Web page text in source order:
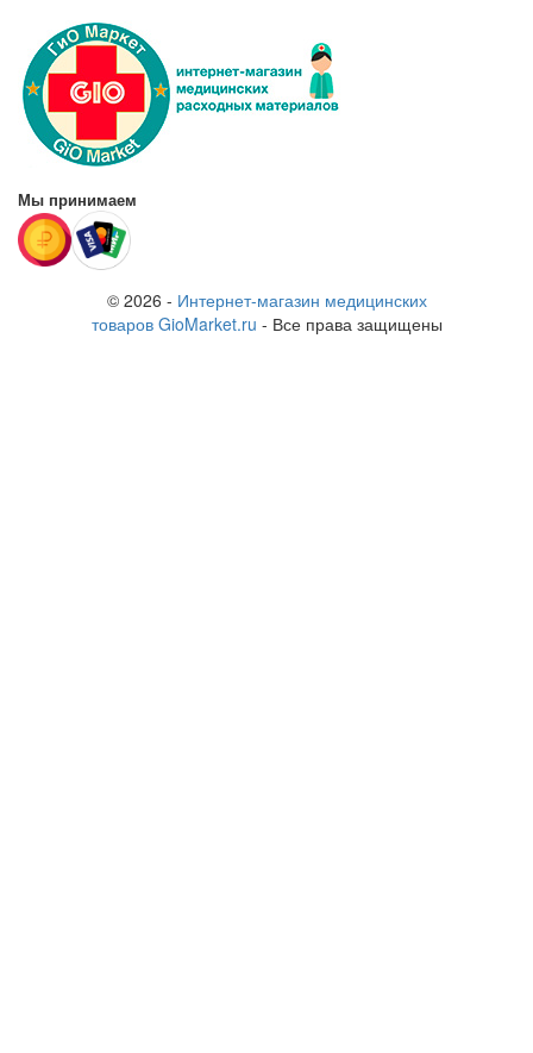
Мы принимаем
© 2026 - Интернет-магазин медицинских
товаров GioMarket.ru - Все права защищены